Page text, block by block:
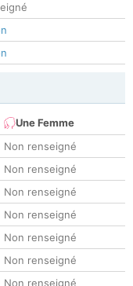
Une Femme
Non renseigné
Non renseigné
Non renseigné
Non renseigné
Non renseigné
Non renseigné
Non renseigné